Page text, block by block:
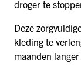
droger te
Deze
kleding te
maanden langer